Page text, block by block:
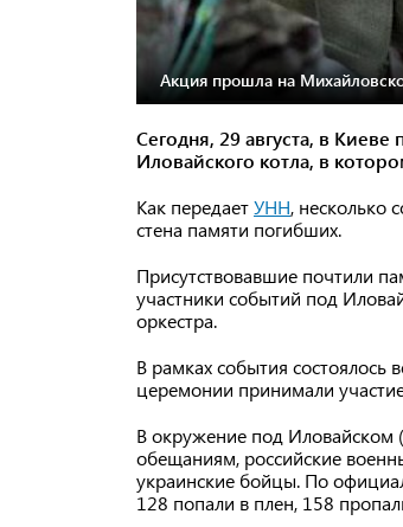
Акция прошла на
Сегодня, 29 августа, в
Иловайского котла, в
Как передаетУНН, несколько
стена памяти погибших.
Присутствовавшие почтили
участники событий под
оркестра.
В рамках события
церемонии принимали
В окружение под Иловайском
обещаниям, российские
украинские бойцы. По
128 попали в плен, 158